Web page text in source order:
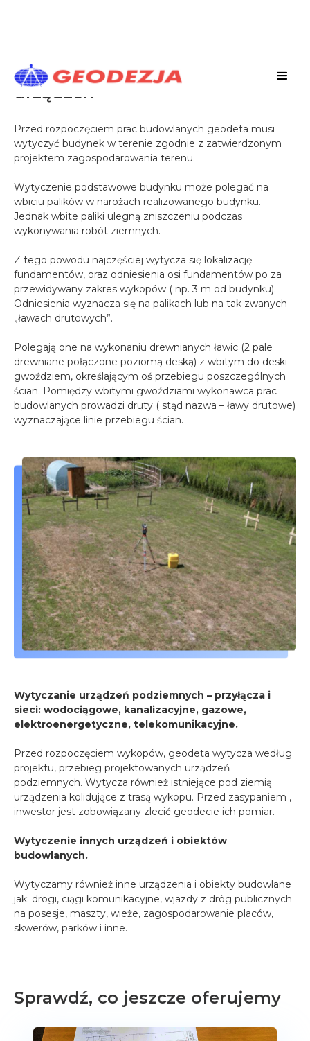
Wytyczanie budynków i
urządzeń
Przed rozpoczęciem prac budowlanych geodeta musi
wytyczyć budynek w terenie zgodnie z zatwierdzonym
projektem zagospodarowania terenu.
Wytyczenie podstawowe budynku może polegać na
wbiciu palików w narożach realizowanego budynku.
Jednak wbite paliki ulegną zniszczeniu podczas
wykonywania robót ziemnych.
Z tego powodu najczęściej wytycza się lokalizację
fundamentów, oraz odniesienia osi fundamentów po za
przewidywany zakres wykopów ( np. 3 m od budynku).
Odniesienia wyznacza się na palikach lub na tak zwanych
„ławach drutowych”.
Polegają one na wykonaniu drewnianych ławic (2 pale
drewniane połączone poziomą deską) z wbitym do deski
gwoździem, określającym oś przebiegu poszczególnych
ścian. Pomiędzy wbitymi gwoździami wykonawca prac
budowlanych prowadzi druty ( stąd nazwa – ławy drutowe)
wyznaczające linie przebiegu ścian.
Wytyczanie urządzeń podziemnych – przyłącza i
sieci: wodociągowe, kanalizacyjne, gazowe,
elektroenergetyczne, telekomunikacyjne.
Przed rozpoczęciem wykopów, geodeta wytycza według
projektu, przebieg projektowanych urządzeń
podziemnych. Wytycza również istniejące pod ziemią
urządzenia kolidujące z trasą wykopu. Przed zasypaniem ,
inwestor jest zobowiązany zlecić geodecie ich pomiar.
Wytyczenie innych urządzeń i obiektów
budowlanych.
Wytyczamy również inne urządzenia i obiekty budowlane
jak: drogi, ciągi komunikacyjne, wjazdy z dróg publicznych
na posesje, maszty, wieże, zagospodarowanie placów,
skwerów, parków i inne.
Sprawdź, co jeszcze oferujemy